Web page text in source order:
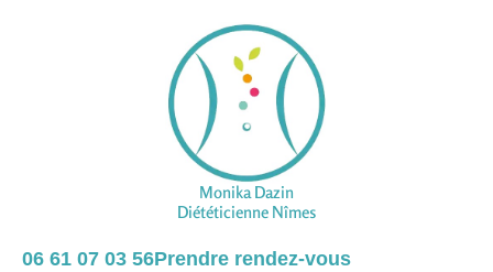
Monika Dazin
Diététicienne Nîmes
06 61 07 03 56Prendre rendez-vous